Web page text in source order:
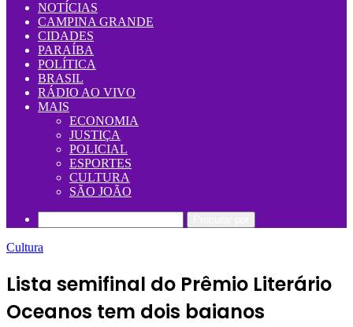
NOTÍCIAS
CAMPINA GRANDE
CIDADES
PARAÍBA
POLÍTICA
BRASIL
RÁDIO AO VIVO
MAIS
ECONOMIA
JUSTIÇA
POLICIAL
ESPORTES
CULTURA
SÃO JOÃO
Cultura
Lista semifinal do Prêmio Literário
Oceanos tem dois baianos